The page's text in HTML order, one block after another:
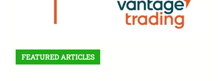
FEATURED ARTICLES